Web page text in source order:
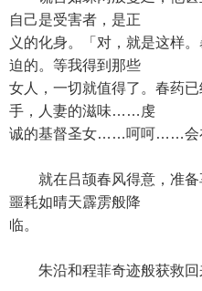
自己是受害者，是正
义的化身。「对，就是这样
迫的。等我得到那些
女人，一切就值得了。春药
手，人妻的滋味……虔
诚的基督圣女……呵呵……会
就在吕颉春风得意，准备
噩耗如晴天霹雳般降
临。
朱沿和程菲奇迹般获救回